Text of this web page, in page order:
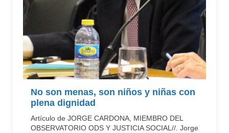
No son menas, son niños y niñas con
plena dignidad
Artículo de JORGE CARDONA, MIEMBRO DEL
OBSERVATORIO ODS Y JUSTICIA SOCIAL//. Jorge